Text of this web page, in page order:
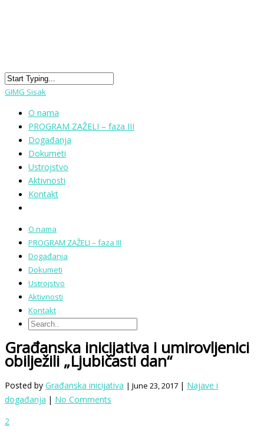
GIMG Sisak
O nama
PROGRAM ZAŽELI – faza III
Događanja
Dokumeti
Ustrojstvo
Aktivnosti
Kontakt
O nama
PROGRAM ZAŽELI – faza III
Događanja
Dokumeti
Ustrojstvo
Aktivnosti
Kontakt
Građanska inicijativa i umirovljenici
obilježili „Ljubičasti dan“
Posted by Građanska inicijativa | June 23, 2017 | Najave i
događanja | No Comments
2